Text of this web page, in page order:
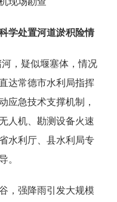
学处置河道淤积险情
，疑似堰塞体，情况
达常德市水利局指挥
应急技术支撑机制，
人机、勘测设备火速
水利厅、县水利局专
。
，强降雨引发大规模